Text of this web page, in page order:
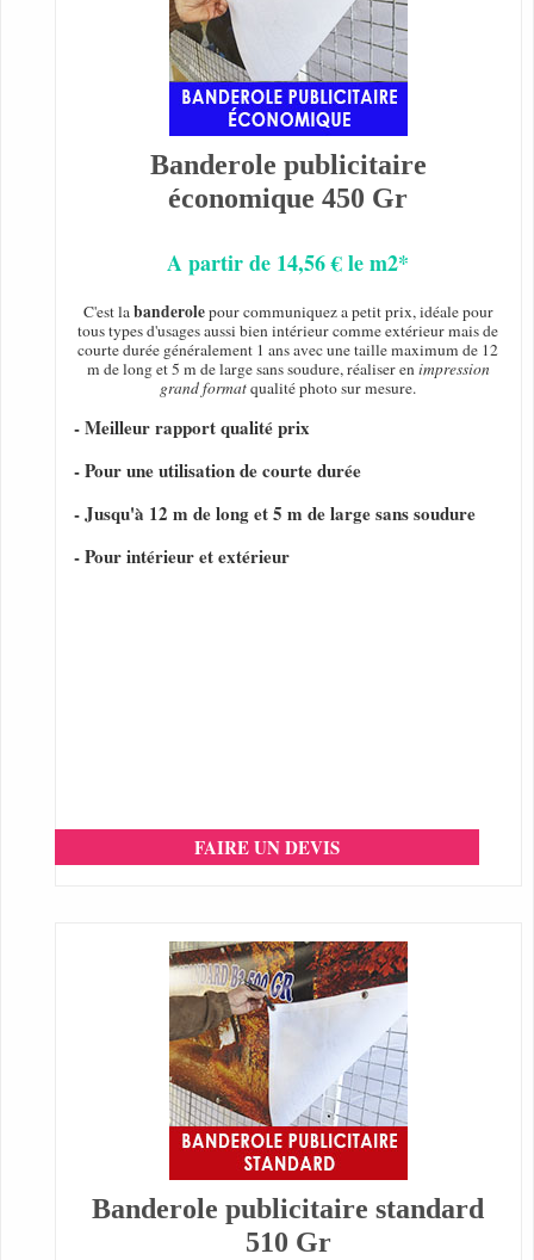
Banderole publicitaire
économique 450 Gr
A partir de 14,56 € le m2*
C'est labanderolepour communiquez a petit prix, idéale pour
tous types d'usages aussi bien intérieur comme extérieur mais de
courte durée généralement 1 ans avec une taille maximum de 12
m de long et 5 m de large sans soudure, réaliser enimpression
grand formatqualité photo sur mesure.
- Meilleur rapport qualité prix
- Pour une utilisation de courte durée
- Jusqu'à 12 m de long et 5 m de large sans soudure
- Pour intérieur et extérieur
FAIRE UN DEVIS
Banderole publicitaire standard
510 Gr